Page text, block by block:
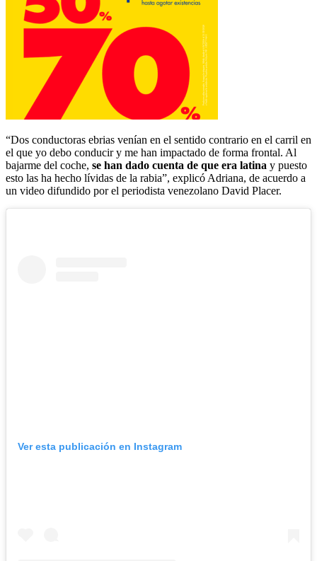
“Dos conductoras ebrias venían en el sentido contrario en el carril en
el que yo debo conducir y me han impactado de forma frontal. Al
bajarme del coche, se han dado cuenta de que era latina y puesto
esto las ha hecho lívidas de la rabia”, explicó Adriana, de acuerdo a
un video difundido por el periodista venezolano David Placer.
Ver esta publicación en Instagram